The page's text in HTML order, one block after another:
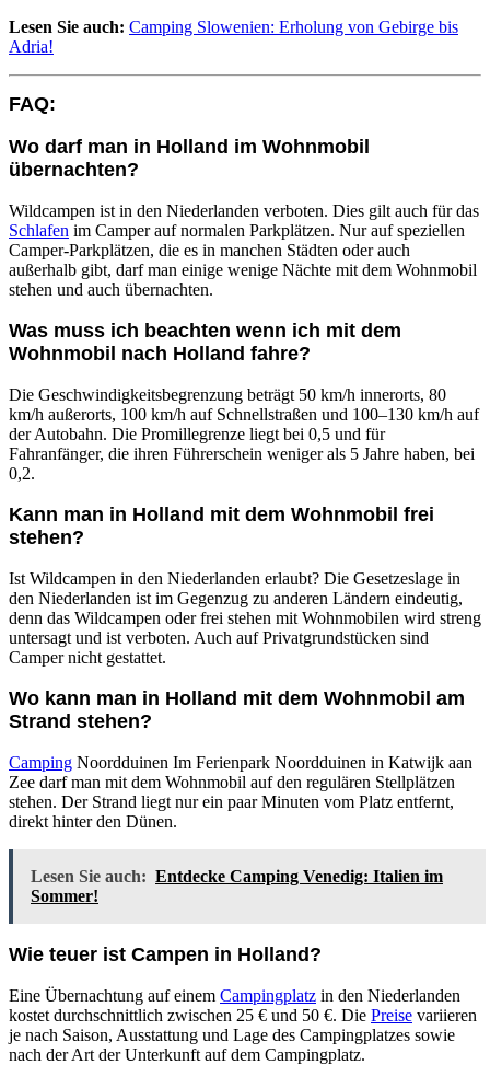
Lesen Sie auch: Camping Slowenien: Erholung von Gebirge bis
Adria!
FAQ:
Wo darf man in Holland im Wohnmobil
übernachten?
Wildcampen ist in den Niederlanden verboten. Dies gilt auch für das
Schlafen im Camper auf normalen Parkplätzen. Nur auf speziellen
Camper-Parkplätzen, die es in manchen Städten oder auch
außerhalb gibt, darf man einige wenige Nächte mit dem Wohnmobil
stehen und auch übernachten.
Was muss ich beachten wenn ich mit dem
Wohnmobil nach Holland fahre?
Die Geschwindigkeitsbegrenzung beträgt 50 km/h innerorts, 80
km/h außerorts, 100 km/h auf Schnellstraßen und 100–130 km/h auf
der Autobahn. Die Promillegrenze liegt bei 0,5 und für
Fahranfänger, die ihren Führerschein weniger als 5 Jahre haben, bei
0,2.
Kann man in Holland mit dem Wohnmobil frei
stehen?
Ist Wildcampen in den Niederlanden erlaubt? Die Gesetzeslage in
den Niederlanden ist im Gegenzug zu anderen Ländern eindeutig,
denn das Wildcampen oder frei stehen mit Wohnmobilen wird streng
untersagt und ist verboten. Auch auf Privatgrundstücken sind
Camper nicht gestattet.
Wo kann man in Holland mit dem Wohnmobil am
Strand stehen?
Camping Noordduinen Im Ferienpark Noordduinen in Katwijk aan
Zee darf man mit dem Wohnmobil auf den regulären Stellplätzen
stehen. Der Strand liegt nur ein paar Minuten vom Platz entfernt,
direkt hinter den Dünen.
Lesen Sie auch: Entdecke Camping Venedig: Italien im
Sommer!
Wie teuer ist Campen in Holland?
Eine Übernachtung auf einem Campingplatz in den Niederlanden
kostet durchschnittlich zwischen 25 € und 50 €. Die Preise variieren
je nach Saison, Ausstattung und Lage des Campingplatzes sowie
nach der Art der Unterkunft auf dem Campingplatz.